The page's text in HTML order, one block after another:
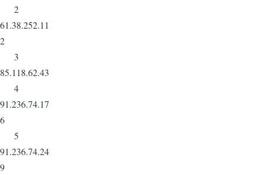
2
61.38.252.11
2
3
85.118.62.43
4
91.236.74.17
6
5
91.236.74.24
9